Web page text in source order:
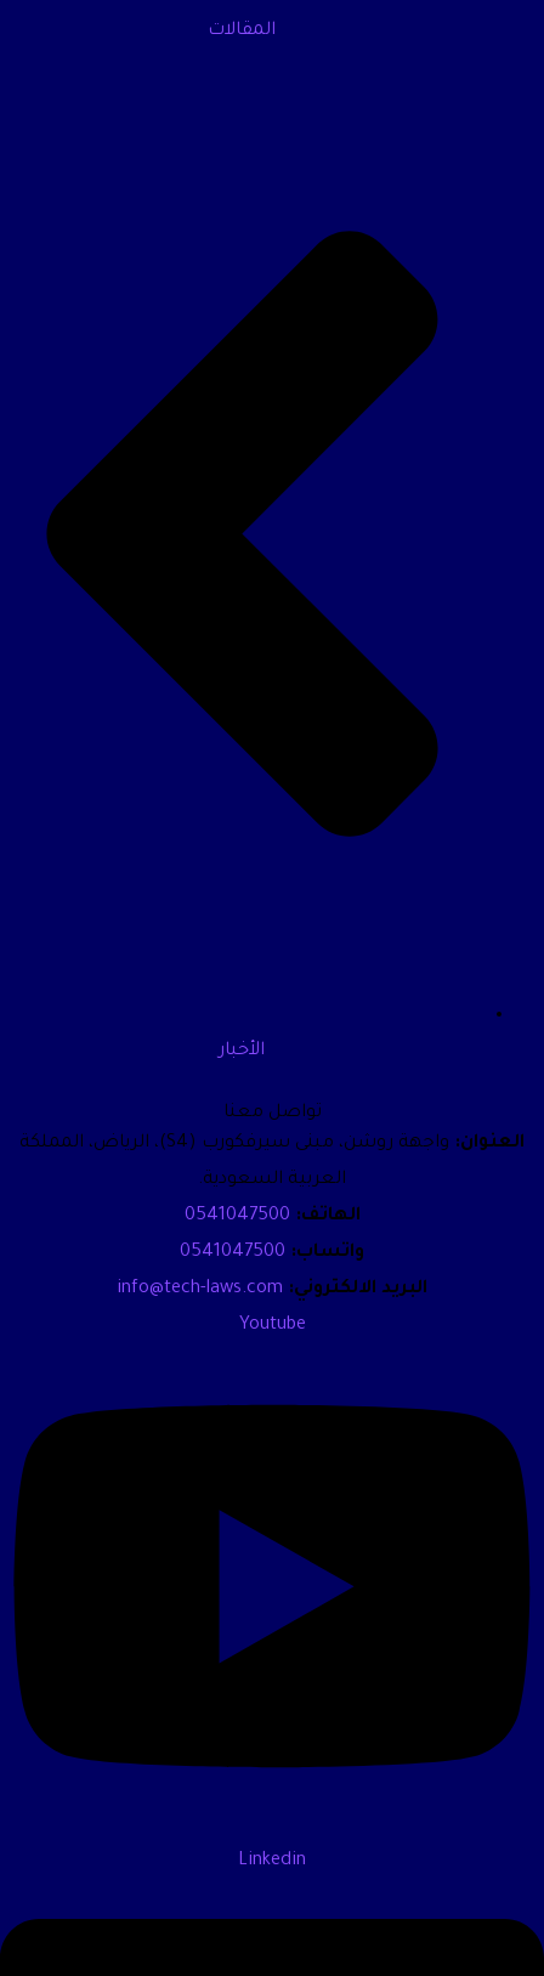
المقالات
الأخبار
تواصل معنا
العنوان:
واجهة روشن، مبنى سيرفكورب (S4)، الرياض، المملكة
العربية السعودية.
الهاتف: 0541047500
واتساب: 0541047500
البريد الالكتروني: info@tech-laws.com
Youtube
Linkedin